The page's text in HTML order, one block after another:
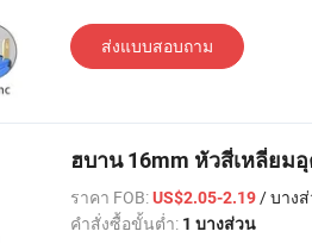
ส่งแบบสอบถาม
ฮบาน 16mm หัวสี่เหลี่ย
ราคา FOB:US$2.05-2.19/ บาง
คำสั่งซื้อขั้นต่ำ: 1 บางส่วน